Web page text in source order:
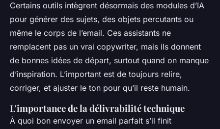
Certains outils intègrent désormais des modules d’IA
pour générer des sujets, des objets percutants ou
même le corps de l’email. Ces assistants ne
remplacent pas un vrai copywriter, mais ils donnent
de bonnes idées de départ, surtout quand on manque
d’inspiration. L’important est de toujours relire,
corriger, et ajuster le ton pour qu’il reste humain.
L'importance de la délivrabilité technique
À quoi bon envoyer un email parfait s’il finit